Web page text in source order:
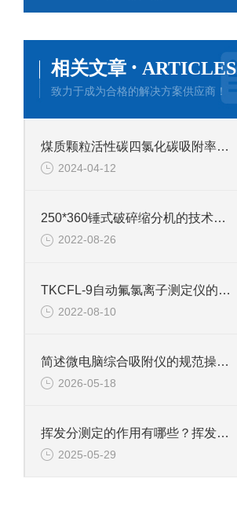
相关文章 · ARTICLES
致力于成为合格的解决方案供应商！
煤质颗粒活性碳四氯化碳吸附率的测定方法
2024-04-12
250*360锤式破碎缩分机的技术参数
2022-08-26
TKCFL-9自动氟氯离子测定仪的技术参数
2022-08-10
简述微电脑综合吸附仪的规范操作流程
2026-05-18
挥发分测定的作用有哪些？挥发分测定应用于哪些行业？
2025-05-29